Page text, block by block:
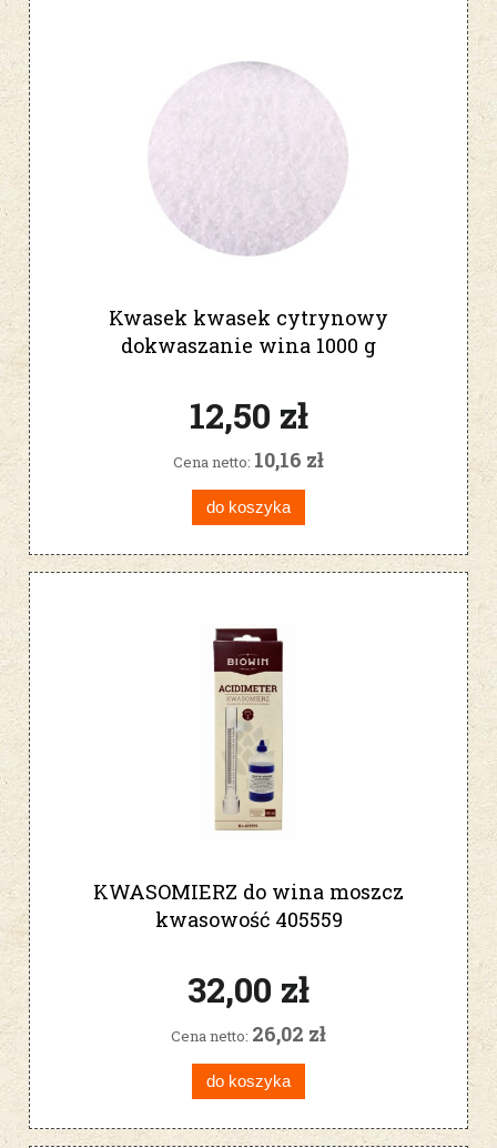
Kwasek kwasek cytrynowy
dokwaszanie wina 1000 g
12,50 zł
Cena netto: 10,16 zł
do koszyka
KWASOMIERZ do wina moszcz
kwasowość 405559
32,00 zł
Cena netto: 26,02 zł
do koszyka